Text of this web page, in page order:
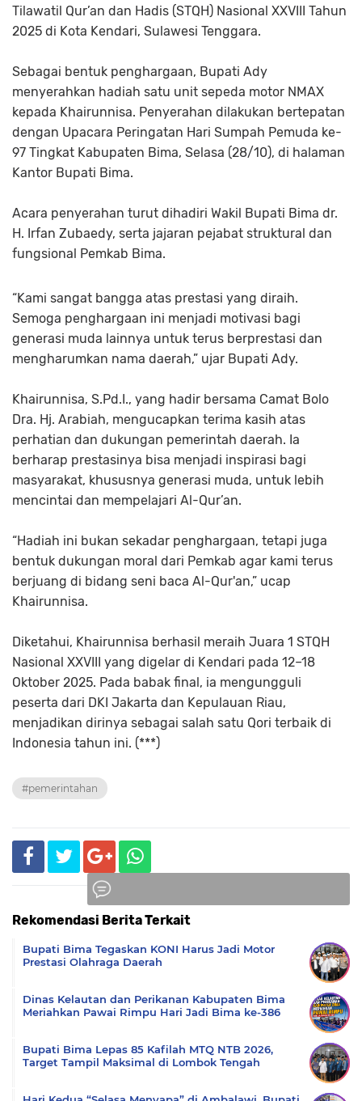
Tilawatil Qur’an dan Hadis (STQH) Nasional XXVIII Tahun
2025 di Kota Kendari, Sulawesi Tenggara.
Sebagai bentuk penghargaan, Bupati Ady
menyerahkan hadiah satu unit sepeda motor NMAX
kepada Khairunnisa. Penyerahan dilakukan bertepatan
dengan Upacara Peringatan Hari Sumpah Pemuda ke-
97 Tingkat Kabupaten Bima, Selasa (28/10), di halaman
Kantor Bupati Bima.
Acara penyerahan turut dihadiri Wakil Bupati Bima dr.
H. Irfan Zubaedy, serta jajaran pejabat struktural dan
fungsional Pemkab Bima.
“Kami sangat bangga atas prestasi yang diraih.
Semoga penghargaan ini menjadi motivasi bagi
generasi muda lainnya untuk terus berprestasi dan
mengharumkan nama daerah,” ujar Bupati Ady.
Khairunnisa, S.Pd.I., yang hadir bersama Camat Bolo
Dra. Hj. Arabiah, mengucapkan terima kasih atas
perhatian dan dukungan pemerintah daerah. Ia
berharap prestasinya bisa menjadi inspirasi bagi
masyarakat, khususnya generasi muda, untuk lebih
mencintai dan mempelajari Al-Qur’an.
“Hadiah ini bukan sekadar penghargaan, tetapi juga
bentuk dukungan moral dari Pemkab agar kami terus
berjuang di bidang seni baca Al-Qur'an,” ucap
Khairunnisa.
Diketahui, Khairunnisa berhasil meraih Juara 1 STQH
Nasional XXVIII yang digelar di Kendari pada 12–18
Oktober 2025. Pada babak final, ia mengungguli
peserta dari DKI Jakarta dan Kepulauan Riau,
menjadikan dirinya sebagai salah satu Qori terbaik di
Indonesia tahun ini. (***)
#pemerintahan
Rekomendasi Berita Terkait
Bupati Bima Tegaskan KONI Harus Jadi Motor
Prestasi Olahraga Daerah
Dinas Kelautan dan Perikanan Kabupaten Bima
Meriahkan Pawai Rimpu Hari Jadi Bima ke-386
Bupati Bima Lepas 85 Kafilah MTQ NTB 2026,
Target Tampil Maksimal di Lombok Tengah